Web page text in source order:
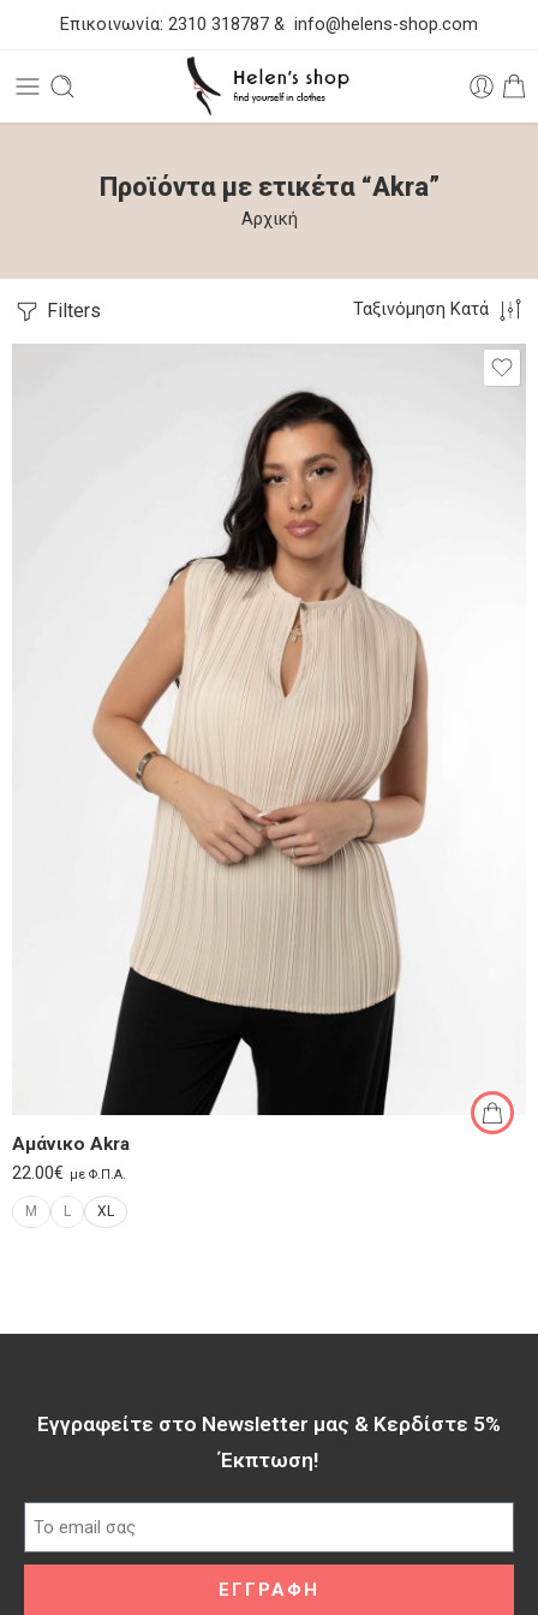
Επικοινωνία: 2310 318787 & info@helens-shop.com
Προϊόντα με ετικέτα “Akra”
Αρχική
Filters Ταξινόμηση Κατά
Αμάνικο Akra
22.00€ με Φ.Π.Α.
M L XL
Εγγραφείτε στο Newsletter μας & Κερδίστε 5%
Έκπτωση!​
ΕΓΓΡΑΦΗ